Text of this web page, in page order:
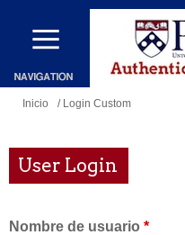
Pasar
contenido
principal
Se
usted
aquí
Inicio / Login Custom
User Login
Nombre de usuario *